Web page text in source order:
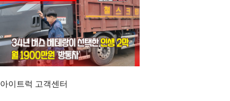
아이트럭 고객센터